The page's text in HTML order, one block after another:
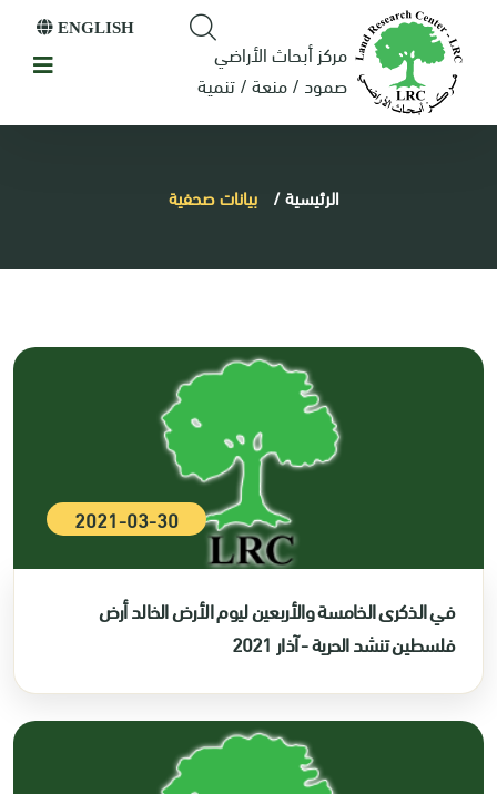
مركز أبحاث الأراضي
صمود / منعة / تنمية
ENGLISH
الرئيسية/ بيانات صحفية
2021-03-30
في الذكرى الخامسة والأربعين ليوم الأرض الخالد أرض
فلسطين تنشد الحرية - آذار 2021